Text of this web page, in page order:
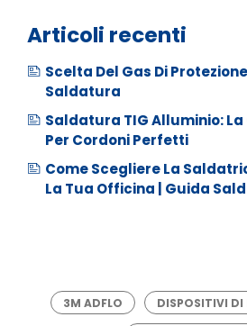
Articoli recenti
Scelta Del Gas Di
Saldatura
Saldatura TIG Alluminio:
Per Cordoni Perfetti
Come Scegliere La
La Tua Officina | Guida
3M ADFLO DISPOSITIVI DI